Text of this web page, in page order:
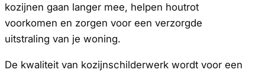
kozijnen gaan langer mee, helpen houtrot
voorkomen en zorgen voor een verzorgde
uitstraling van je woning.
De kwaliteit van kozijnschilderwerk wordt voor een